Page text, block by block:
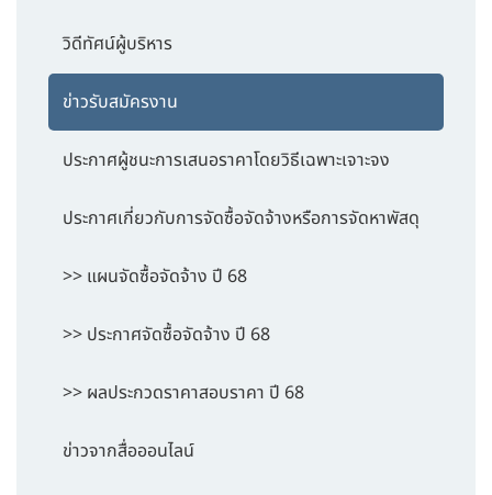
วิดีทัศน์ผู้บริหาร
ข่าวรับสมัครงาน
ประกาศผู้ชนะการเสนอราคาโดยวิธีเฉพาะเจาะจง
ประกาศเกี่ยวกับการจัดซื้อจัดจ้างหรือการจัดหาพัสดุ
>> แผนจัดซื้อจัดจ้าง ปี 68
>> ประกาศจัดซื้อจัดจ้าง ปี 68
>> ผลประกวดราคาสอบราคา ปี 68
ข่าวจากสื่อออนไลน์